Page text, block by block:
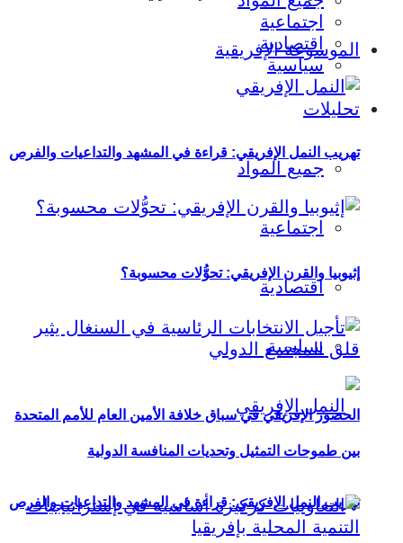
الموسوعة الإفريقية
تحليلات
جميع المواد
اجتماعية
اقتصادية
سياسية
تهريب النمل الإفريقي: قراءة في المشهد والتداعيات والفرص
اجتماعية
اقتصادية
سياسية
تهريب النمل الإفريقي: قراءة في المشهد والتداعيات والفرص
إثيوبيا والقرن الإفريقي: تحوُّلات محسوبة؟
الحضور الإفريقي في سباق خلافة الأمين العام للأمم المتحدة
بين طموحات التمثيل وتحديات المنافسة الدولية